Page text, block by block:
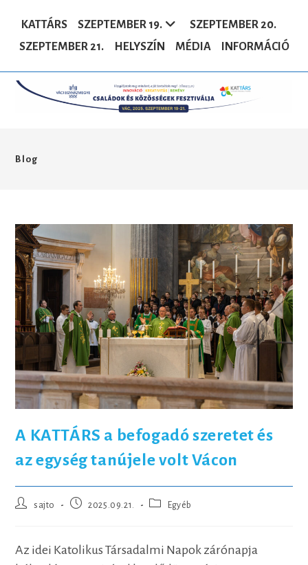
KATTÁRS SZEPTEMBER 19.
SZEPTEMBER 20.
SZEPTEMBER 21.
HELYSZÍN MÉDIA INFORMÁCIÓ
Blog
A KATTÁRS a befogadó szeretet és
az egység tanújele volt Vácon
Post
sajto
Post
2025.09.21.
Post
Egyéb
Az idei Katolikus Társadalmi Napok zárónapja